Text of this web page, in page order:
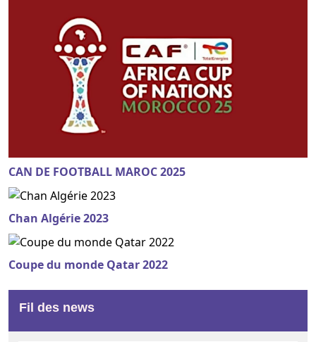
CAN DE FOOTBALL MAROC 2025
Chan Algérie 2023
Coupe du monde Qatar 2022
Fil des news